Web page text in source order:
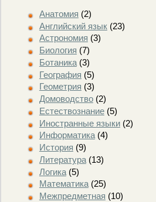
Анатомия (2)
Английский язык(23)
Астрономия (3)
Биология (7)
Ботаника(3)
География (5)
Геометрия (3)
Домоводство(2)
Естествознание(5)
Иностранные языки(2)
Информатика(4)
История (9)
Литература(13)
Логика(5)
Математика(25)
Межпредметная (10)